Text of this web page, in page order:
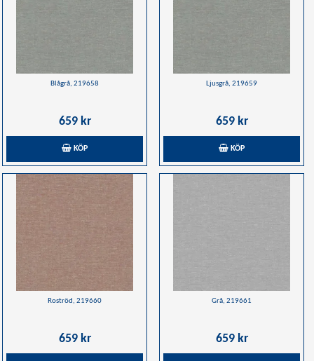
Blågrå, 219658
659 kr
KÖP
Ljusgrå, 219659
659 kr
KÖP
Roströd, 219660
659 kr
Grå, 219661
659 kr